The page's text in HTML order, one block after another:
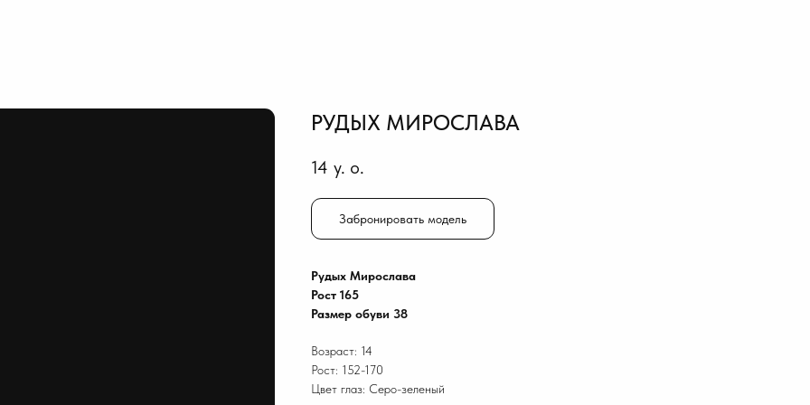
РУДЫХ МИРОСЛАВА
14 y. o.
Забронировать модель
Рудых Мирослава
Рост 165
Размер обуви 38
Возраст: 14
Рост: 152-170
Цвет глаз: Серо-зеленый